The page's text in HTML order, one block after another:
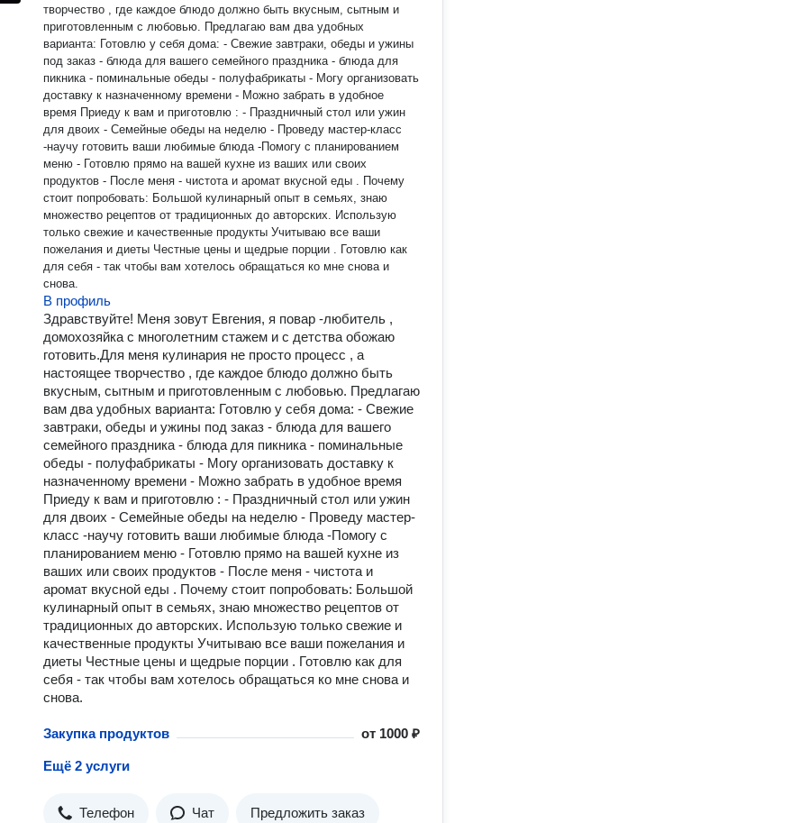
творчество , где каждое блюдо должно быть вкусным, сытным и
приготовленным с любовью. Предлагаю вам два удобных
варианта: Готовлю у себя дома: - Свежие завтраки, обеды и ужины
под заказ - блюда для вашего семейного праздника - блюда для
пикника - поминальные обеды - полуфабрикаты - Могу организовать
доставку к назначенному времени - Можно забрать в удобное
время Приеду к вам и приготовлю : - Праздничный стол или ужин
для двоих - Семейные обеды на неделю - Проведу мастер-класс
-научу готовить ваши любимые блюда -Помогу с планированием
меню - Готовлю прямо на вашей кухне из ваших или своих
продуктов - После меня - чистота и аромат вкусной еды . Почему
стоит попробовать: Большой кулинарный опыт в семьях, знаю
множество рецептов от традиционных до авторских. Использую
только свежие и качественные продукты Учитываю все ваши
пожелания и диеты Честные цены и щедрые порции . Готовлю как
для себя - так чтобы вам хотелось обращаться ко мне снова и
снова.
В профиль
Здравствуйте! Меня зовут Евгения, я повар -любитель ,
домохозяйка с многолетним стажем и с детства обожаю
готовить.Для меня кулинария не просто процесс , а
настоящее творчество , где каждое блюдо должно быть
вкусным, сытным и приготовленным с любовью. Предлагаю
вам два удобных варианта: Готовлю у себя дома: - Свежие
завтраки, обеды и ужины под заказ - блюда для вашего
семейного праздника - блюда для пикника - поминальные
обеды - полуфабрикаты - Могу организовать доставку к
назначенному времени - Можно забрать в удобное время
Приеду к вам и приготовлю : - Праздничный стол или ужин
для двоих - Семейные обеды на неделю - Проведу мастер-
класс -научу готовить ваши любимые блюда -Помогу с
планированием меню - Готовлю прямо на вашей кухне из
ваших или своих продуктов - После меня - чистота и
аромат вкусной еды . Почему стоит попробовать: Большой
кулинарный опыт в семьях, знаю множество рецептов от
традиционных до авторских. Использую только свежие и
качественные продукты Учитываю все ваши пожелания и
диеты Честные цены и щедрые порции . Готовлю как для
себя - так чтобы вам хотелось обращаться ко мне снова и
снова.
Закупка продуктов от 1000 ₽
Ещё 2 услуги
Телефон Чат Предложить заказ